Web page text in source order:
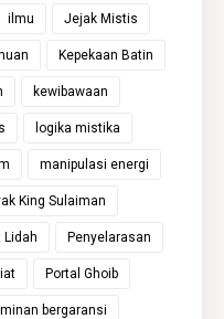
ilmu Jejak Mistis
Kepekaan Batin
kewibawaan
logika mistika
manipulasi energi
King Sulaiman
Lidah Penyelarasan
Portal Ghoib
bergaransi